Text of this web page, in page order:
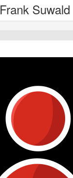
Frank Suwald